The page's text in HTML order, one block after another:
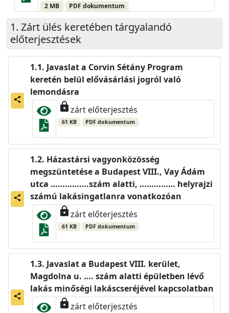
2 MB PDF dokumentum
Zárt ülés keretében tárgyalandó
előterjesztések
share
Javaslat a Corvin Sétány Program
keretén belül elővásárlási jogról való
lemondásra
lockzárt előterjesztés
61 KB PDF dokumentum
share
Házastársi vagyonközösség
megszüntetése a Budapest VIII., Vay Ádám
utca …………….szám alatti, …………… helyrajzi
számú lakásingatlanra vonatkozóan
lockzárt előterjesztés
61 KB PDF dokumentum
share
Javaslat a Budapest VIII. kerület,
Magdolna u. …. szám alatti épületben lévő
lakás minőségi lakáscseréjével kapcsolatban
lockzárt előterjesztés